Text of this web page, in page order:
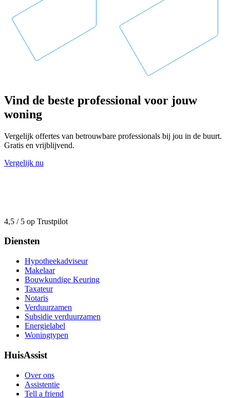
Vind de beste professional voor jouw
woning
Vergelijk offertes van betrouwbare professionals bij jou in de buurt.
Gratis en vrijblijvend.
Vergelijk nu
4,5 / 5 op Trustpilot
Diensten
Hypotheekadviseur
Makelaar
Bouwkundige Keuring
Taxateur
Notaris
Verduurzamen
Subsidie verduurzamen
Energielabel
Woningtypen
HuisAssist
Over ons
Assistentie
Tell a friend